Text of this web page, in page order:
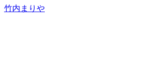
竹内まりや